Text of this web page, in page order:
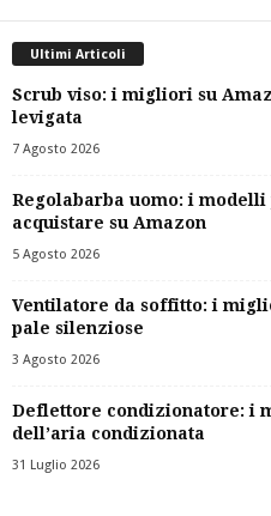
Ultimi Articoli
Scrub viso: i migliori su
levigata
7 Agosto 2026
Regolabarba uomo: i
acquistare su Amazon
5 Agosto 2026
Ventilatore da soffitto: i
pale silenziose
3 Agosto 2026
Deflettore condizionatore: i
dell’aria condizionata
31 Luglio 2026